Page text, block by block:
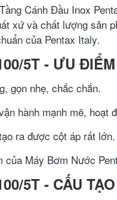
Cánh Đầu Inox
xứ và chất lượng sản
của Pentax Italy.
5T - ƯU ĐIỂM
gọn nhẹ, chắc chắn.
hành mạnh mẽ, hoạt
ra được cột áp rất lớn.
của Máy Bơm Nước
5T - CẤU TẠO